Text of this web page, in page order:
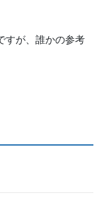
すが、誰かの参考